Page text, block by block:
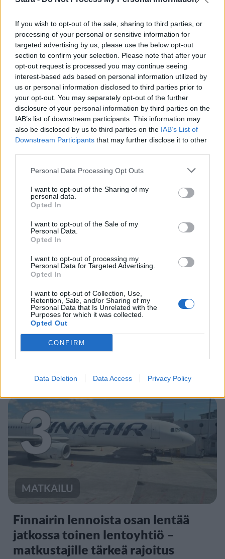
If you wish to opt-out of the sale, sharing to third parties, or
processing of your personal or sensitive information for
targeted advertising by us, please use the below opt-out
section to confirm your selection. Please note that after your
opt-out request is processed you may continue seeing
interest-based ads based on personal information utilized by
us or personal information disclosed to third parties prior to
your opt-out. You may separately opt-out of the further
disclosure of your personal information by third parties on the
IAB’s list of downstream participants. This information may
also be disclosed by us to third parties on the IAB’s List of
Downstream Participants that may further disclose it to other
Personal Data Processing Opt Outs
I want to opt-out of the Sharing of my
personal data.
Opted In
I want to opt-out of the Sale of my
Personal Data.
Opted In
I want to opt-out of processing my
Personal Data for Targeted Advertising.
Opted In
I want to opt-out of Collection, Use,
Retention, Sale, and/or Sharing of my
Personal Data that Is Unrelated with the
Purposes for which it was collected.
Opted Out
CONFIRM
Data Deletion Data Access Privacy Policy
1
UUTISET
Leskeneläke ei kuulu kaikille –
Kela muistuttaa tärkeästä
ikärajasta
2
Työnantaja ei hyväksynyt
etälääkärin
sairauslomatodistuksia – neljälle
ei maksettu sairausajan palkkaa
3
MATKAILU
Finnairin lennoista osan lentää
jatkossa toinen lentoyhtiö –
matkustajille tärkeä rajoitus